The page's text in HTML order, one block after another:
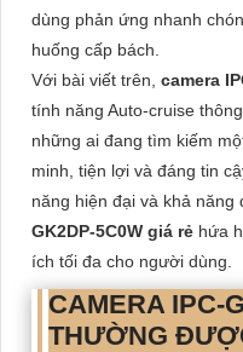
dùng phản ứng nhanh
huống cấp bách.
Với bài viết trên, camera
tính năng Auto-cruise
những ai đang tìm kiếm
minh, tiện lợi và đáng tin
năng hiện đại và khả năng
GK2DP-5C0W giá rẻ hứa
ích tối đa cho người dùng.
CAMERA IPC-
THƯỜNG